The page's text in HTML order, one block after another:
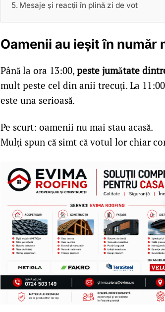
Mesaje și reacții în plină zi de vot
Oamenii au ieșit în număr
Până la ora 13:00, peste jumătate
mult peste cel din anii trecuți. La
este una serioasă.
Pe scurt: oamenii nu mai stau acasă.
Mulți spun că simt că votul lor chiar